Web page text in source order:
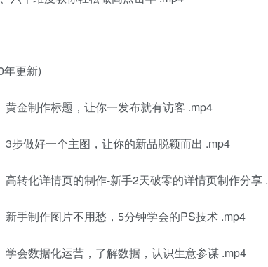
年更新)
黄金制作标题，让你一发布就有访客 .mp4
3步做好一个主图，让你的新品脱颖而出 .mp4
高转化详情页的制作-新手2天破零的详情页制作分享
新手制作图片不用愁，5分钟学会的PS技术 .mp4
学会数据化运营，了解数据，认识生意参谋 .mp4